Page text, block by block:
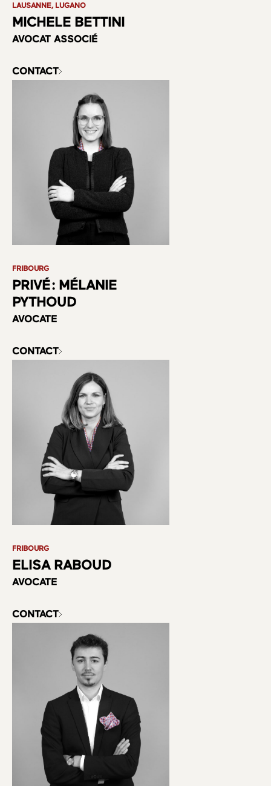
LAUSANNE, LUGANO
MICHELE BETTINI
AVOCAT ASSOCIÉ
CONTACT
FRIBOURG
PRIVÉ : MÉLANIE
PYTHOUD
AVOCATE
CONTACT
FRIBOURG
ELISA RABOUD
AVOCATE
CONTACT